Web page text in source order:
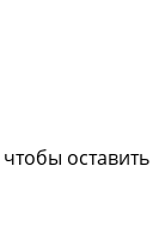
чтобы оставить